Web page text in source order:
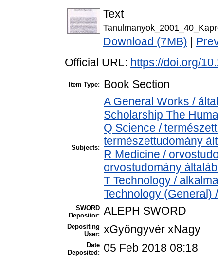
Text
Download (7MB)
Official URL: https://doi.org/
Item Type: Book Section
Subjects:
A General Works /
Scholarship The
Q Science /
természettudomány
R Medicine /
orvostudomány
T Technology /
Technology (General)
SWORD
Depositor: ALEPH SWORD
Depositing
User: xGyöngyvér xNagy
Date
Deposited:
05 Feb 2018 08:18